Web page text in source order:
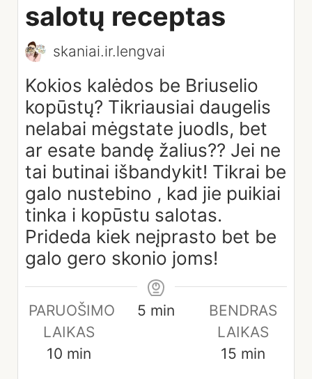
salotų receptas
skaniai.ir.lengvai
Kokios kalėdos be Briuselio
kopūstų? Tikriausiai daugelis
nelabai mėgstate juodls, bet
ar esate bandę žalius?? Jei ne
tai butinai išbandykit! Tikrai be
galo nustebino , kad jie puikiai
tinka i kopūstu salotas.
Prideda kiek neįprasto bet be
galo gero skonio joms!
PARUOŠIMO
LAIKAS
10minutes
min
Papildomas
5minutes
min
BENDRAS
LAIKAS
15 minutes
min